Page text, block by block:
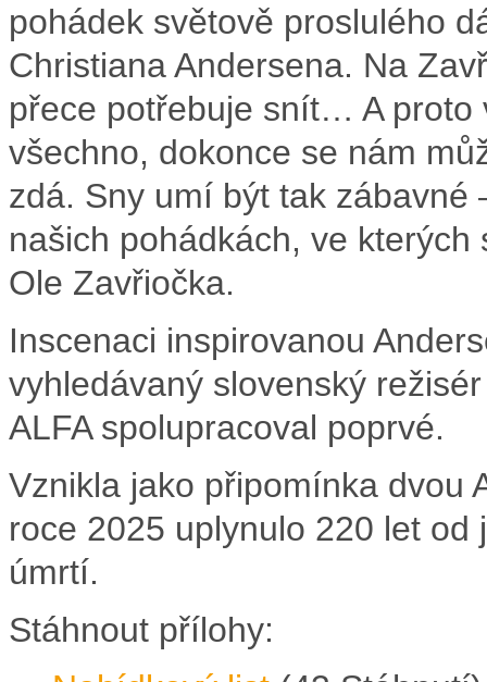
pohádek světově proslulého
Christiana Andersena. Na
přece potřebuje snít… A proto
všechno, dokonce se nám
zdá. Sny umí být tak zábavné
našich pohádkách, ve
Ole Zavřiočka.
Inscenaci inspirovanou
vyhledávaný slovenský
ALFA spolupracoval poprvé.
Vznikla jako připomínka dvou
roce 2025 uplynulo 220 let
úmrtí.
Stáhnout přílohy: